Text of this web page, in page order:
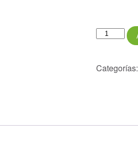
Reparador
y
Categorías: